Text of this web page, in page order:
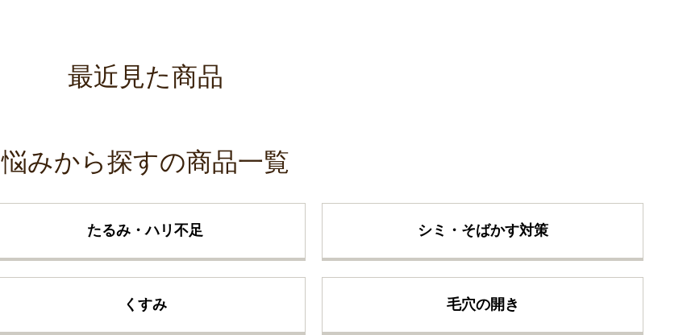
最近見た商品
悩みから探すの商品一覧
たるみ・ハリ不足 シミ・そばかす対策
くすみ 毛穴の開き